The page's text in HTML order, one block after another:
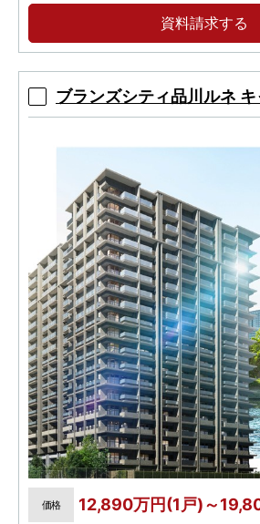
5 路線 都心の主要エリアが直通
≪充実の共用施設≫スカイラ
資料請求する
ブランズシティ品川ルネ
価格 12,890万円(1戸)～